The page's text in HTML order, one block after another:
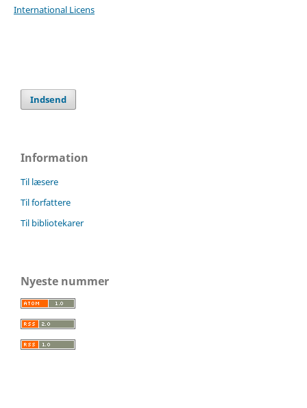
International Licens
Indsend
Information
Til læsere
Til forfattere
Til bibliotekarer
Nyeste nummer